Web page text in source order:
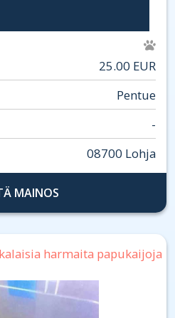
25.00 EUR
Pentue
-
08700 Lohja
MAINOS
​​harmaita papukaijoja